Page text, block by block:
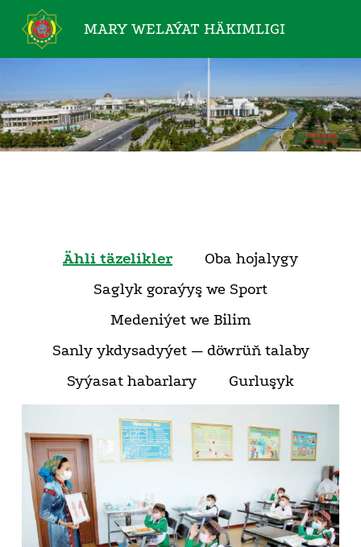
MARY WELAÝAT HÄKIMLIGI
Ähli täzelikler
Oba hojalygy
Saglyk goraýyş we Sport
Medeniýet we Bilim
Sanly ykdysadyýet — döwrüň talaby
Syýasat habarlary
Gurluşyk